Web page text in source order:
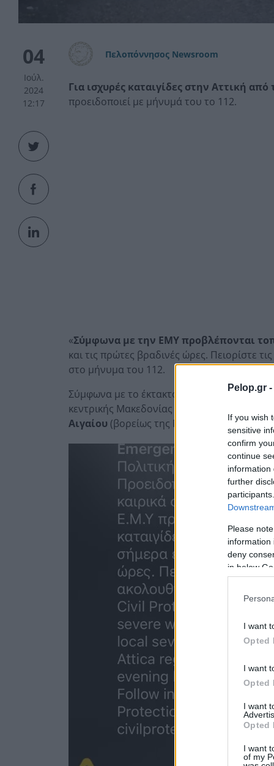
Pelop.gr -
If you wish
sensitive
confirm
continue
information
further
Please
information
deny
in below
I want
Opted
I want
Opted
I want
Opted
I want
of my
04
Ιούλ.
2024
12:17
Πελοπόννησος Newsroom
Για ισχυρές καταιγίδες στην Αττική
προειδοποιεί με μήνυμά του το 112.
«Σύμφωνα με την ΕΜΥ προβλέπονται
και τις πρώτες βραδινές ώρες. Πειορίστε
στο μήνυμα του 112.
Σύμφωνα με το έκτακτο δελτίο
κεντρικής Μακεδονίας (κυρίως νομοί
Αιγαίου (βορείως της Μυτιλήνης) έως τις